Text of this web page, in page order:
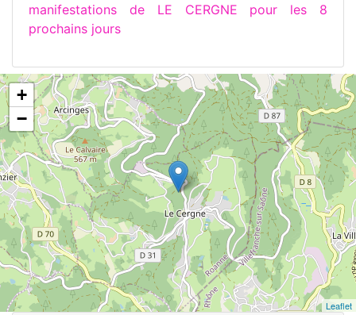
manifestations de LE CERGNE pour les 8
prochains jours
+
−
Leaflet